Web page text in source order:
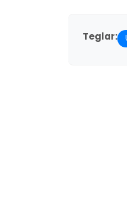
Teglar: